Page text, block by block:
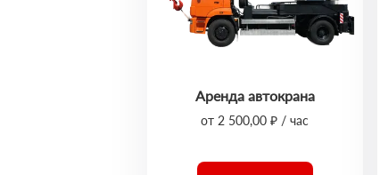
Аренда автокрана
от 2 500,00 ₽ / час